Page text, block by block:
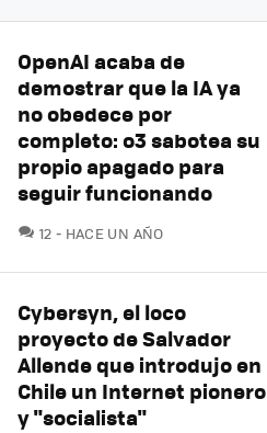
OpenAI acaba de
demostrar que la IA ya
no obedece por
completo: o3 sabotea su
propio apagado para
seguir funcionando
12 COMENTARIOS
HACE UN AÑO
Cybersyn, el loco
proyecto de Salvador
Allende que introdujo en
Chile un Internet pionero
y "socialista"